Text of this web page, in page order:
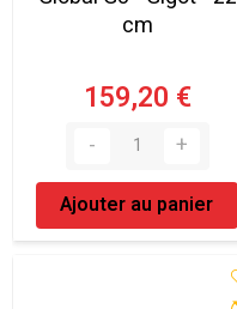
cm
159,20 €
Ajouter au panier